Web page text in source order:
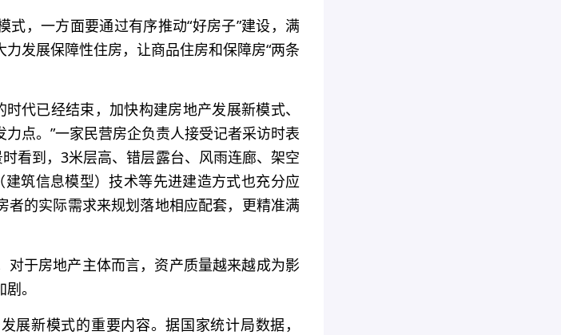
，一方面要通过有序推动“好房子”建设，满
发展保障性住房，让商品住房和保障房“两条
时代已经结束，加快构建房地产发展新模式、
点。”一家民营房企负责人接受记者采访时表
看到，3米层高、错层露台、风雨连廊、架空
筑信息模型）技术等先进建造方式也充分应
者的实际需求来规划落地相应配套，更精准满
对于房地产主体而言，资产质量越来越成为影
。
展新模式的重要内容。据国家统计局数据，